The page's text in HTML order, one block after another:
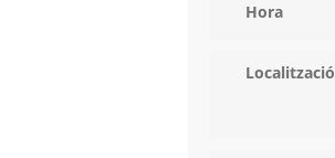
Hora
Localització